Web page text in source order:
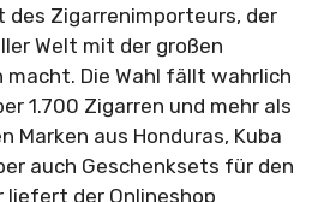
Zigarrenimporteurs, der
Welt mit der großen
macht. Die Wahl fällt wahrlich
1.700 Zigarren und mehr als
Marken aus Honduras, Kuba
auch Geschenksets für den
liefert der Onlineshop